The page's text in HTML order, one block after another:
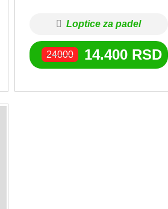
Loptice za padel
24000 14.400 RSD